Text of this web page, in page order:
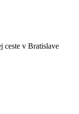
ceste v Bratislave